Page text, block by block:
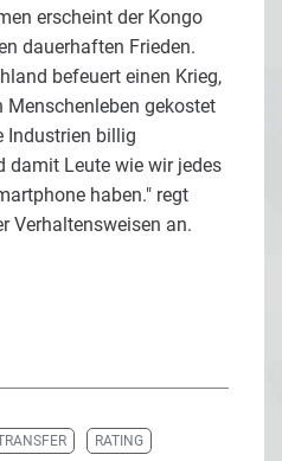
erscheint der Kongo
dauerhaften Frieden.
befeuert einen Krieg,
gekostet
Industrien billig
damit Leute wie wir jedes
haben." regt
Verhaltensweisen an.
RATING